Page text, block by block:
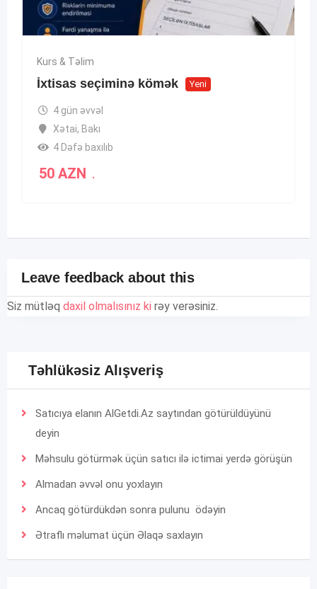
Kurs & Təlim
İxtisas seçiminə kömək Yeni
4 gün əvvəl
Xətai, Bakı
4 Dəfə baxılıb
50 AZN .
Leave feedback about this
Siz mütləq daxil olmalısınız ki rəy verəsiniz.
Təhlükəsiz Alışveriş
Satıcıya elanın AlGetdi.Az saytından götürüldüyünü
deyin
Məhsulu götürmək üçün satıcı ilə ictimai yerdə görüşün
Almadan əvvəl onu yoxlayın
Ancaq götürdükdən sonra pulunu ödəyin
Ətraflı məlumat üçün Əlaqə saxlayın